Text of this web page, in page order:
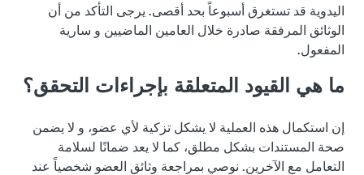
اليدوية قد تستغرق أسبوعاً بحد أقصى. يرجى التأكد من أن
الوثائق المرفقة صادرة خلال العامين الماضيين و سارية
المفعول.
ما هي القيود المتعلقة بإجراءات التحقق؟
إن استكمال هذه العملية لا يشكل تزكية لأي عضو، و لا يضمن
صحة المستندات بشكل مطلق، كما لا يعد ضمانًا لسلامة
التعامل مع الآخرين. نوصي بمراجعة وثائق العضو شخصياً عند